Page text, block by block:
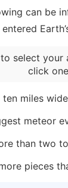
can be
select your
click
miles
meteor
than two
pieces